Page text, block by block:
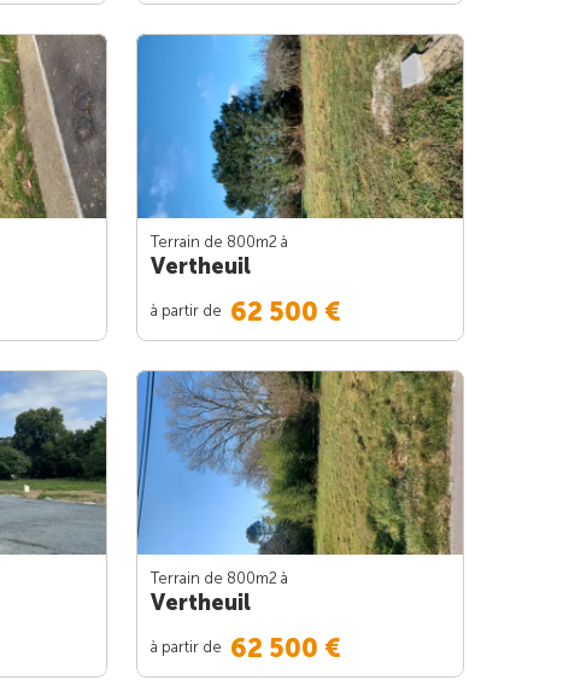
Terrain de 800m2 à
Vertheuil
à partir de 62 500 €
Terrain de 800m2 à
Vertheuil
à partir de 62 500 €